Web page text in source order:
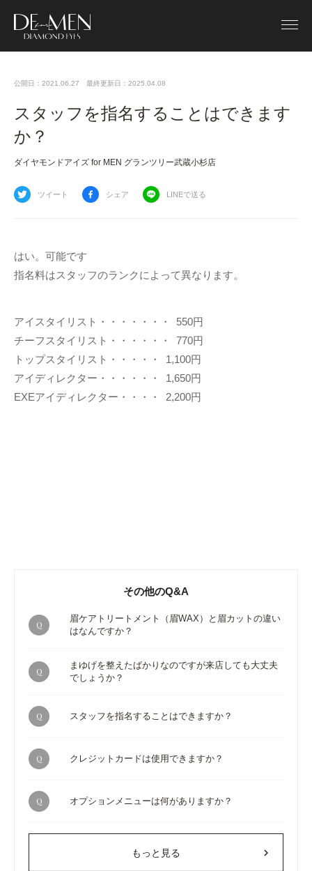
公開日：2021.06.27 最終更新日：2025.04.08
スタッフを指名することはできます
か？
ダイヤモンドアイズ for MEN グランツリー武蔵小杉店
ツイート シェア LINEで送る
はい。可能です
指名料はスタッフのランクによって異なります。
アイスタイリスト・・・・・・・ 550円
チーフスタイリスト・・・・・・ 770円
トップスタイリスト・・・・・ 1,100円
アイディレクター・・・・・・ 1,650円
EXEアイディレクター・・・・ 2,200円
その他のQ&A
Q
眉ケアトリートメント（眉WAX）と眉カットの違い
はなんですか？
Q
まゆげを整えたばかりなのですが来店しても大丈夫
でしょうか？
Q スタッフを指名することはできますか？
Q クレジットカードは使用できますか？
Q オプションメニューは何がありますか？
もっと見る chevron_right